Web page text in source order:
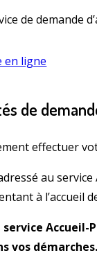
de demande
en ligne
de
effectuer
au service
à l’accueil
service
vos démarches.